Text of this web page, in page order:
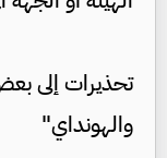
تحذيرات إلى
والهونداي"